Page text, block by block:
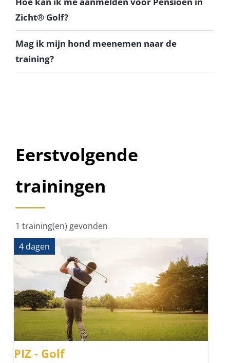
Zicht® Golf?
Mag ik mijn hond meenemen naar de
training?
Eerstvolgende
trainingen
1 training(en) gevonden
4 dagen
PIZ - Golf